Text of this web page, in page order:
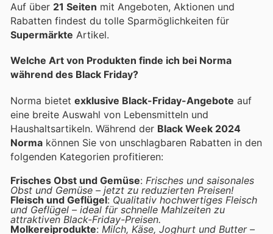
Auf über 21 Seiten mit Angeboten, Aktionen und
Rabatten findest du tolle Sparmöglichkeiten für
Supermärkte Artikel.
Welche Art von Produkten finde ich bei Norma
während des Black Friday?
Norma bietet exklusive Black-Friday-Angebote auf
eine breite Auswahl von Lebensmitteln und
Haushaltsartikeln. Während der Black Week 2024
Norma können Sie von unschlagbaren Rabatten in den
folgenden Kategorien profitieren:
Frisches Obst und Gemüse: Frisches und saisonales
Obst und Gemüse – jetzt zu reduzierten Preisen!
Fleisch und Geflügel: Qualitativ hochwertiges Fleisch
und Geflügel – ideal für schnelle Mahlzeiten zu
attraktiven Black-Friday-Preisen.
Molkereiprodukte: Milch, Käse, Joghurt und Butter –